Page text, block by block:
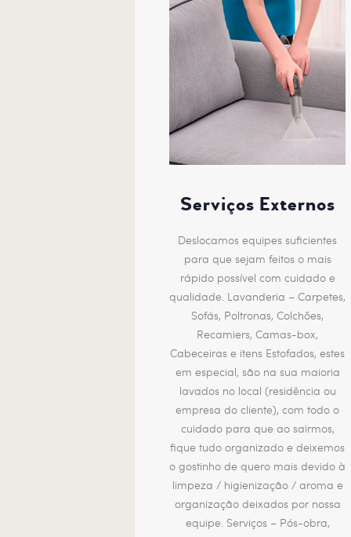
Serviços Externos
Deslocamos equipes suficientes
para que sejam feitos o mais
rápido possível com cuidado e
qualidade. Lavanderia – Carpetes,
Sofás, Poltronas, Colchões,
Recamiers, Camas-box,
Cabeceiras e itens Estofados, estes
em especial, são na sua maioria
lavados no local (residência ou
empresa do cliente), com todo o
cuidado para que ao sairmos,
fique tudo organizado e deixemos
o gostinho de quero mais devido à
limpeza / higienização / aroma e
organização deixados por nossa
equipe. Serviços – Pós-obra,